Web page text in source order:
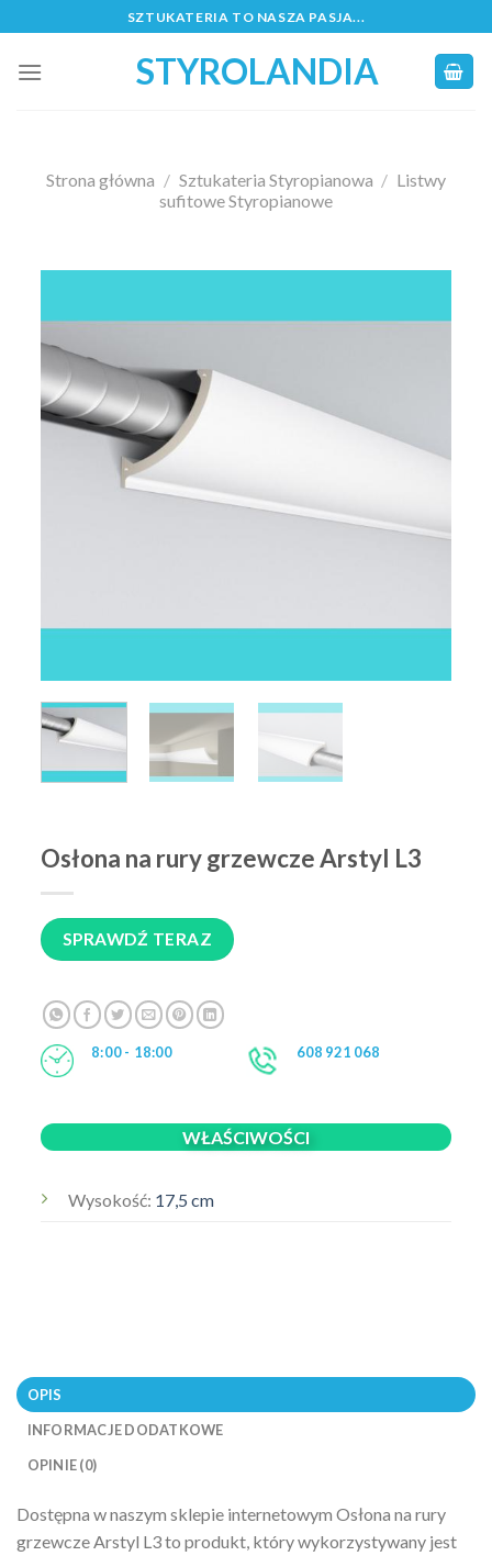
to
content
SZTUKATERIA TO NASZA PASJA...
STYROLANDIA
Strona główna / Sztukateria Styropianowa / Listwy
sufitowe Styropianowe
Osłona na rury grzewcze Arstyl L3
SPRAWDŹ TERAZ
8:00 - 18:00 608 921 068
WŁAŚCIWOŚCI
Wysokość: 17,5 cm
OPIS
INFORMACJE DODATKOWE
OPINIE (0)
Dostępna w naszym sklepie internetowym Osłona na rury
grzewcze Arstyl L3 to produkt, który wykorzystywany jest